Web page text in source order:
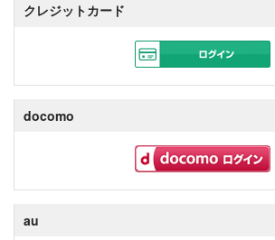
クレジットカード
docomo
au